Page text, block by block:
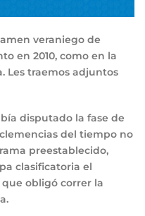
veraniego de
en 2010, como en la
Les traemos adjuntos
disputado la fase de
del tiempo no
preestablecido,
clasificatoria el
obligó correr la